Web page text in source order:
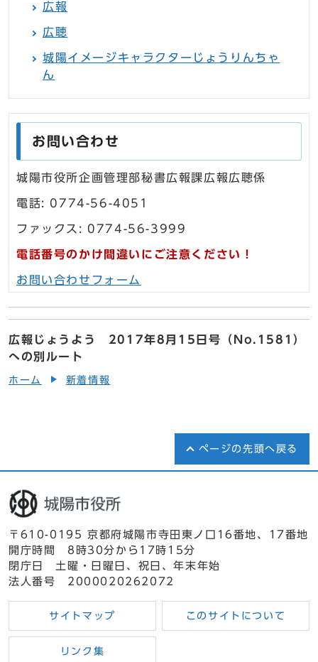
広報
広聴
城陽イメージキャラクターじょうりんちゃ
ん
お問い合わせ
城陽市役所企画管理部秘書広報課広報広聴係
電話: 0774-56-4051
ファックス: 0774-56-3999
電話番号のかけ間違いにご注意ください！
お問い合わせフォーム
広報じょうよう 2017年8月15日号（No.1581）
への別ルート
ホーム 新着情報
ページの先頭へ戻る
〒610-0195 京都府城陽市寺田東ノ口16番地、17番地
開庁時間 8時30分から17時15分
閉庁日 土曜・日曜日、祝日、年末年始
法人番号 2000020262072
サイトマップ このサイトについて
リンク集